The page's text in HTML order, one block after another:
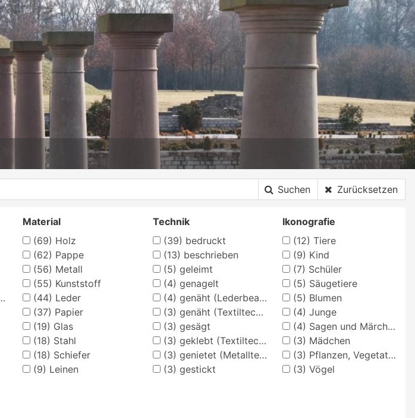
Suchen Zurücksetzen
Material
(69) Holz
(62) Pappe
(56) Metall
(55) Kunststoff
(44) Leder
(37) Papier
(19) Glas
(18) Stahl
(18) Schiefer
(9) Leinen
Technik
(39) bedruckt
(13) beschrieben
(5) geleimt
(4) genagelt
(4) genäht (Lederbearbeitung)
(3) genäht (Textiltechnik)
(3) gesägt
(3) geklebt (Textiltechnik)
(3) genietet (Metalltechnik)
(3) gestickt
Ikonografie
(12) Tiere
(9) Kind
(7) Schüler
(5) Säugetiere
(5) Blumen
(4) Junge
(4) Sagen und Märchen
(3) Mädchen
(3) Pflanzen, Vegetation
(3) Vögel